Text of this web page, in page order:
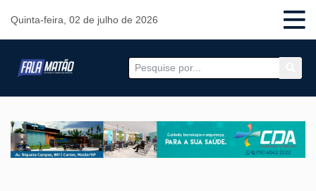
Quinta-feira, 02 de julho de 2026